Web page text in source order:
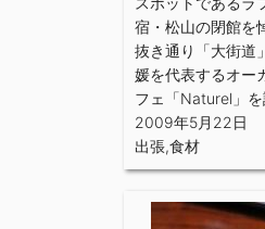
宿・松山の閉館を
抜き通り「大街道
媛を代表するオー
フェ「Naturel」を
2009年5月22日
出張,食材